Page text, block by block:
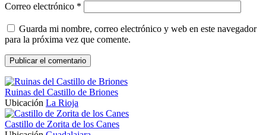
Correo electrónico *
Guarda mi nombre, correo electrónico y web en este navegador
para la próxima vez que comente.
Ruinas del Castillo de Briones
Ubicación La Rioja
Castillo de Zorita de los Canes